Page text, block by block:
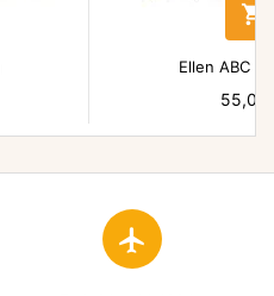

Ellen ABC
Pris
55,00
flight